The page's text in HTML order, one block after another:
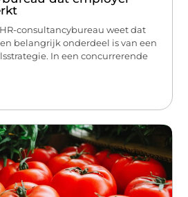
consultancybureau weet dat
belangrijk onderdeel is van een
In een concurrerende